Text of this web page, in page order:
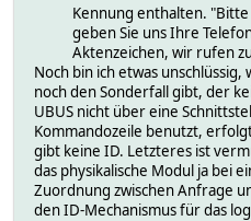
Kennung enthalten.
geben Sie uns Ihre
Aktenzeichen, wir rufen
Noch bin ich etwas unschlüssig,
noch den Sonderfall gibt, der
UBUS nicht über eine
Kommandozeile benutzt,
gibt keine ID. Letzteres ist
das physikalische Modul ja bei
Zuordnung zwischen Anfrage
den ID-Mechanismus für das